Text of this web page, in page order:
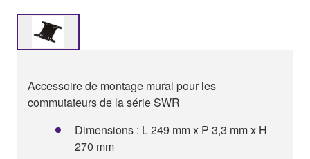
Accessoire de montage mural pour les
commutateurs de la série SWR
Dimensions : L 249 mm x P 3,3 mm x H
270 mm